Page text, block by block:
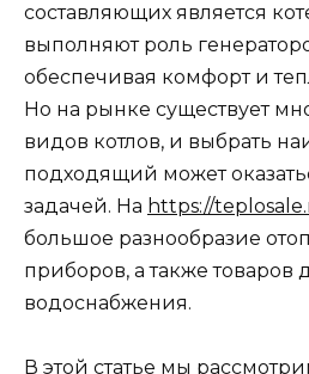
составляющих является
выполняют роль
обеспечивая комфорт и
Но на рынке существует
видов котлов, и выбрать
подходящий может
задачей. На https://
большое разнообразие
приборов, а также товаров
водоснабжения.
В этой статье мы